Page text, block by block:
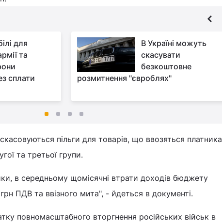
для
та
сплати
В Україні можуть
скасувати
безкоштовне
розмитнення "євроблях"
пільги для товарів, що ввозяться
та третьої групи.
в середньому щомісячні втрати доходів бюджету
ПДВ та ввізного мита", - йдеться в документі.
повномасштабного вторгнення російських військ в